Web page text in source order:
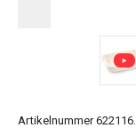
Artikelnummer